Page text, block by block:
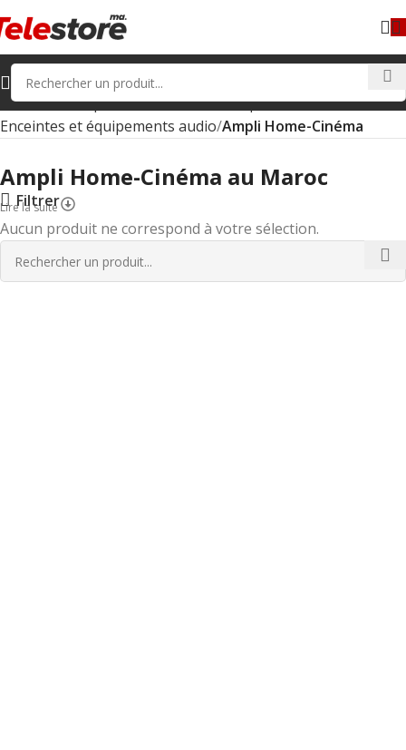
Accueil Boutique Matériel Informatique
Enceintes et équipements audio Ampli Home-Cinéma
Ampli Home-Cinéma au Maroc
Filtrer
Lire la suite
Aucun produit ne correspond à votre sélection.